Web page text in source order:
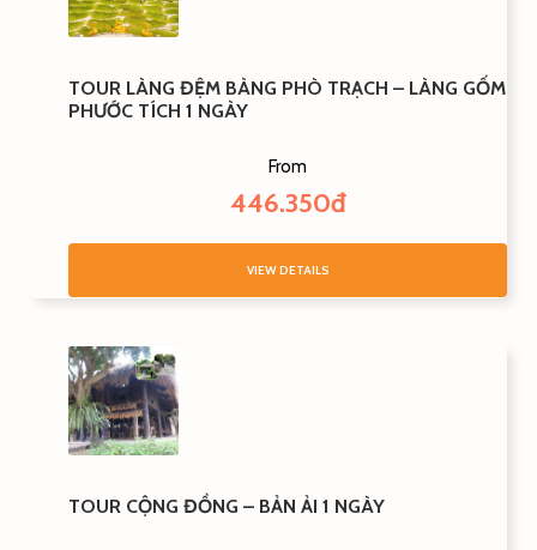
TOUR LÀNG ĐỆM BÀNG PHÒ TRẠCH – LÀNG GỐM
PHƯỚC TÍCH 1 NGÀY
From
446.350đ
VIEW DETAILS
TOUR CỘNG ĐỒNG – BẢN ẢI 1 NGÀY